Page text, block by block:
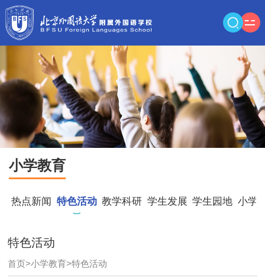
小学教育
热点新闻 特色活动 教学科研 学生发展 学生园地 小学
特色活动
首页>小学教育>特色活动